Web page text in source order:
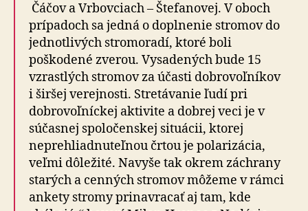
Čáčov a Vrbovciach – Štefanovej. V oboch
prípadoch sa jedná o doplnenie stromov do
jednotlivých stromoradí, ktoré boli
poškodené zverou. Vysadených bude 15
vzrastlých stromov za účasti dobrovoľníkov
i širšej verejnosti. Stretávanie ľudí pri
dobrovoľníckej aktivite a dobrej veci je v
súčasnej spoločenskej situácii, ktorej
neprehliadnuteľnou črtou je polarizácia,
veľmi dôležité. Navyše tak okrem záchrany
starých a cenných stromov môžeme v rámci
ankety stromy prinavracať aj tam, kde